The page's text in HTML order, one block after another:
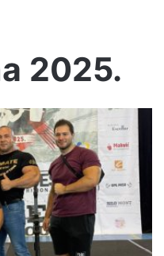
2025.